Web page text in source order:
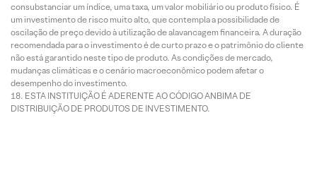
consubstanciar um índice, uma taxa, um valor mobiliário ou produto físico. É
um investimento de risco muito alto, que contempla a possibilidade de
oscilação de preço devido à utilização de alavancagem financeira. A duração
recomendada para o investimento é de curto prazo e o patrimônio do cliente
não está garantido neste tipo de produto. As condições de mercado,
mudanças climáticas e o cenário macroeconômico podem afetar o
desempenho do investimento.
ESTA INSTITUIÇÃO É ADERENTE AO CÓDIGO ANBIMA DE
DISTRIBUIÇÃO DE PRODUTOS DE INVESTIMENTO.